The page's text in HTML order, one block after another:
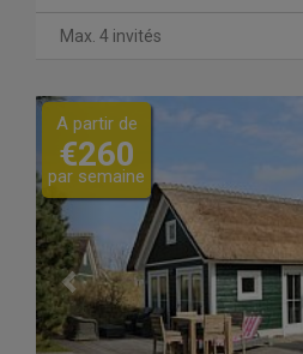
Max. 4 invités
Previous
A partir de
€260
par semaine